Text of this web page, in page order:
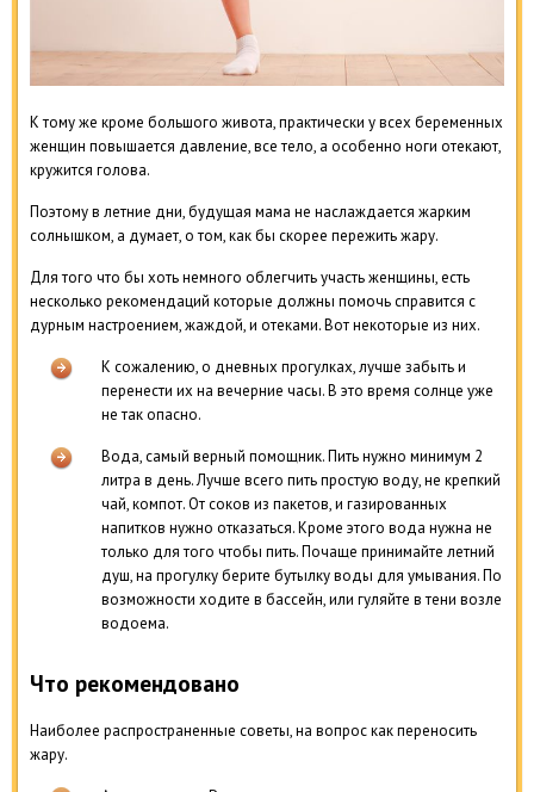
К тому же кроме большого живота, практически у всех беременных
женщин повышается давление, все тело, а особенно ноги отекают,
кружится голова.
Поэтому в летние дни, будущая мама не наслаждается жарким
солнышком, а думает, о том, как бы скорее пережить жару.
Для того что бы хоть немного облегчить участь женщины, есть
несколько рекомендаций которые должны помочь справится с
дурным настроением, жаждой, и отеками. Вот некоторые из них.
К сожалению, о дневных прогулках, лучше забыть и
перенести их на вечерние часы. В это время солнце уже
не так опасно.
Вода, самый верный помощник. Пить нужно минимум 2
литра в день. Лучше всего пить простую воду, не крепкий
чай, компот. От соков из пакетов, и газированных
напитков нужно отказаться. Кроме этого вода нужна не
только для того чтобы пить. Почаще принимайте летний
душ, на прогулку берите бутылку воды для умывания. По
возможности ходите в бассейн, или гуляйте в тени возле
водоема.
Что рекомендовано
Наиболее распространенные советы, на вопрос как переносить
жару.